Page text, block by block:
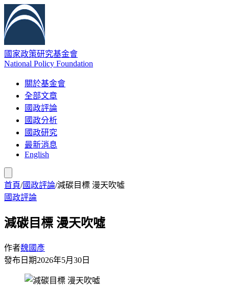
國家政策研究基金會
National Policy Foundation
關於基金會
全部文章
國政評論
國政分析
國政研究
最新消息
English
首頁/國政評論/減碳目標 漫天吹噓
國政評論
減碳目標 漫天吹噓
作者魏國彥
發布日期2026年5月30日